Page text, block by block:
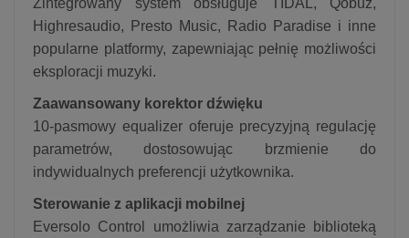
Highresaudio, Presto Music, Radio Paradise i inne
popularne platformy, zapewniając pełnię możliwości
eksploracji muzyki.
Zaawansowany korektor dźwięku
10-pasmowy equalizer oferuje precyzyjną regulację
parametrów, dostosowując brzmienie do
indywidualnych preferencji użytkownika.
Sterowanie z aplikacji mobilnej
Eversolo Control umożliwia zarządzanie biblioteką